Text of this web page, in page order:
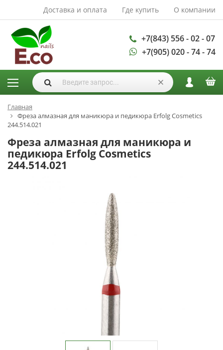
Доставка и оплата Где купить О компании
+7(843) 556 - 02 - 07
+7(905) 020 - 74 - 74
АКСЕССУАРЫ И
РАСХОДНЫЕ
МАТЕРИАЛЫ
Аксессуары
Запасные
лампы
Кисти
Одноразовая
продукция
ГЕЛЬ ЛАКИ
База для гель
Главная
Фреза алмазная для маникюра и педикюра Erfolg Cosmetics
244.514.021
Фреза алмазная для маникюра и
педикюра Erfolg Cosmetics
244.514.021